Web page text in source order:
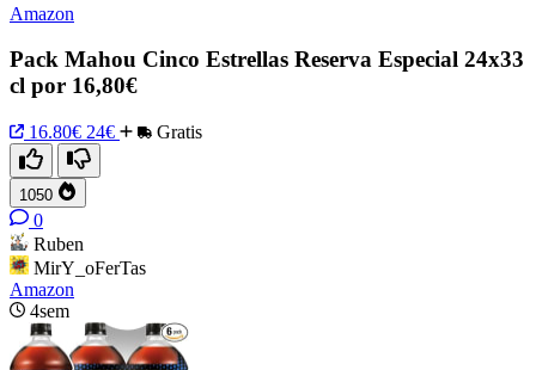
Amazon
Pack Mahou Cinco Estrellas Reserva Especial 24x33
cl por 16,80€
16.80€ 24€ Gratis
1050
0
Ruben
MirY_oFerTas
Amazon
4sem